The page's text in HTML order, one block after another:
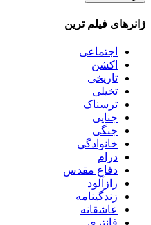
ژانرهای فیلم ترین
اجتماعی
اکشن
تاریخی
تخیلی
ترسناک
جنایی
جنگی
خانوادگی
درام
دفاع مقدس
رازآلود
زندگینامه
عاشقانه